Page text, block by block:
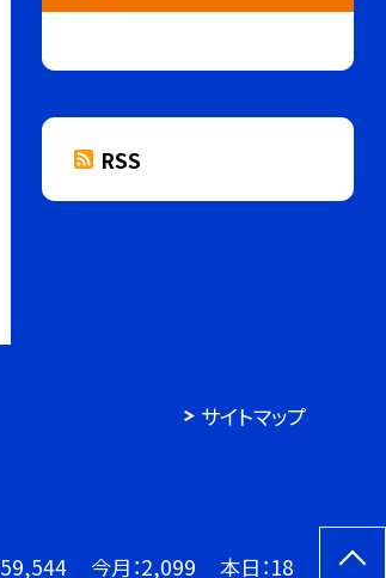
RSS
サイトマップ
59,544 今月：2,099 本日：18